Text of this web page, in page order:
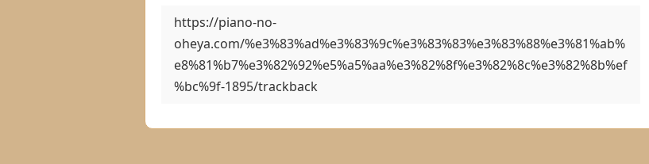
https://piano-no-
oheya.com/%e3%83%ad%e3%83%9c%e3%83%83%e3%83%88%e3%81%ab%
e8%81%b7%e3%82%92%e5%a5%aa%e3%82%8f%e3%82%8c%e3%82%8b%ef
%bc%9f-1895/trackback